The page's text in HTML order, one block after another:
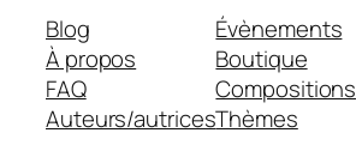
Blog
À propos
FAQ
Auteurs/autrices
Évènements
Boutique
Compositions
Thèmes